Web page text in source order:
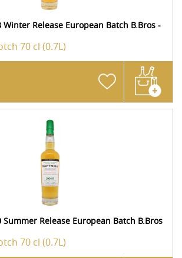
Winter Release European Batch B.Bros -
70 cl (0.7L)
Summer Release European Batch B.Bros
70 cl (0.7L)